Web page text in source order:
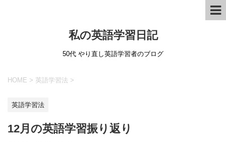
私の英語学習日記
50代 やり直し英語学習者のブログ
HOME > 英語学習法 >
英語学習法
12月の英語学習振り返り